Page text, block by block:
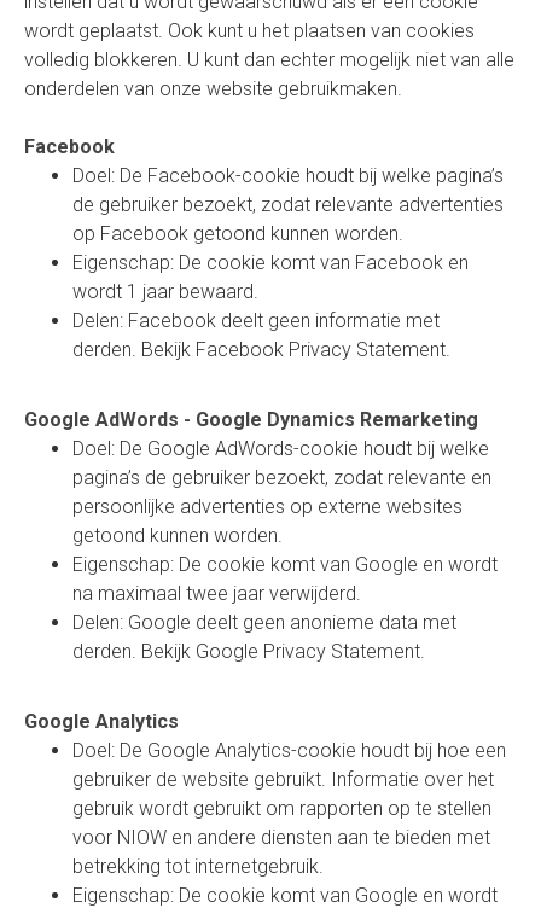
wordt geplaatst. Ook kunt u het plaatsen van cookies
volledig blokkeren. U kunt dan echter mogelijk niet van alle
onderdelen van onze website gebruikmaken.
Facebook
Doel: De Facebook-cookie houdt bij welke pagina’s
de gebruiker bezoekt, zodat relevante advertenties
op Facebook getoond kunnen worden.
Eigenschap: De cookie komt van Facebook en
wordt 1 jaar bewaard.
Delen: Facebook deelt geen informatie met
derden. Bekijk Facebook Privacy Statement.
Google AdWords - Google Dynamics Remarketing
Doel: De Google AdWords-cookie houdt bij welke
pagina’s de gebruiker bezoekt, zodat relevante en
persoonlijke advertenties op externe websites
getoond kunnen worden.
Eigenschap: De cookie komt van Google en wordt
na maximaal twee jaar verwijderd.
Delen: Google deelt geen anonieme data met
derden. Bekijk Google Privacy Statement.
Google Analytics
Doel: De Google Analytics-cookie houdt bij hoe een
gebruiker de website gebruikt. Informatie over het
gebruik wordt gebruikt om rapporten op te stellen
voor NIOW en andere diensten aan te bieden met
betrekking tot internetgebruik.
Eigenschap: De cookie komt van Google en wordt